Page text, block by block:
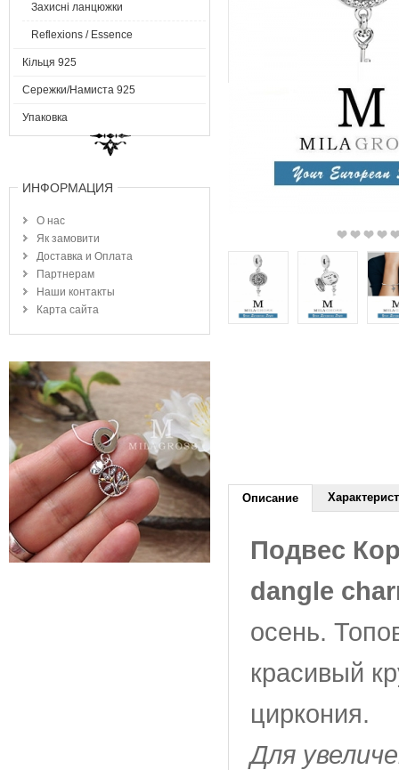
Захисні ланцюжки
Reflexions / Essence
Кільця 925
Сережки/Намиста 925
Упаковка
ИНФОРМАЦИЯ
О нас
Як замовити
Доставка и Оплата
Партнерам
Наши контакты
Карта сайта
Описание
Подвес
dangle
осень.
красивый
циркония.
Для